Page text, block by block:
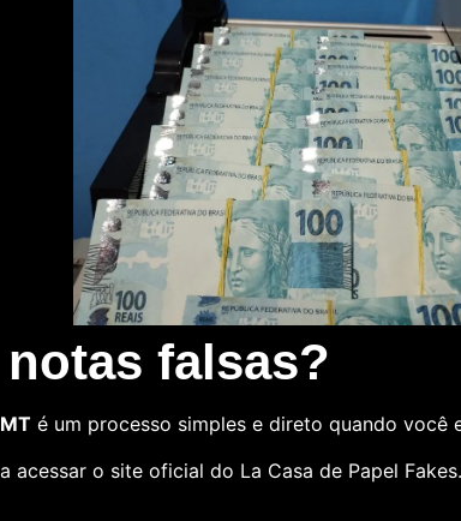
falsas?
é um processo simples e direto quando você
acessar o site oficial do La Casa de Papel